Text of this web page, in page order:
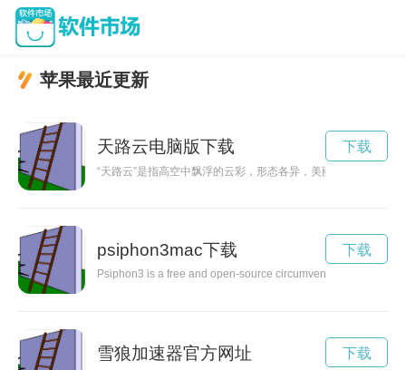
苹果最近更新
天路云电脑版下载
“天路云”是指高空中飘浮的云彩，形态各异，美丽动人。仰望“
下载
psiphon3mac下载
Psiphon3 is a free and open-source circumvention tool that
下载
雪狼加速器官方网址 下载